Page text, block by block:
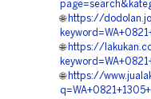
🌐 https://
🌐 https://
🌐 https://